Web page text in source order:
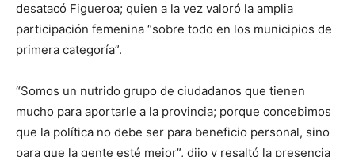
desatacó Figueroa; quien a la vez valoró la amplia
participación femenina “sobre todo en los municipios de
primera categoría”.
“Somos un nutrido grupo de ciudadanos que tienen
mucho para aportarle a la provincia; porque concebimos
que la política no debe ser para beneficio personal, sino
para que la gente esté mejor”, dijo y resaltó la presencia